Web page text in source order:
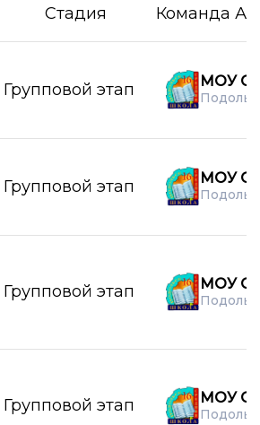
Стадия Команда А
Групповой этап МОУ
Групповой этап МОУ
Групповой этап МОУ
Групповой этап МОУ